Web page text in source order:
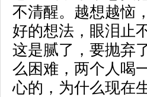
不清醒。越想越恼
好的想法，眼泪止
这是腻了，要抛弃
么困难，两个人喝
心的，为什么现在